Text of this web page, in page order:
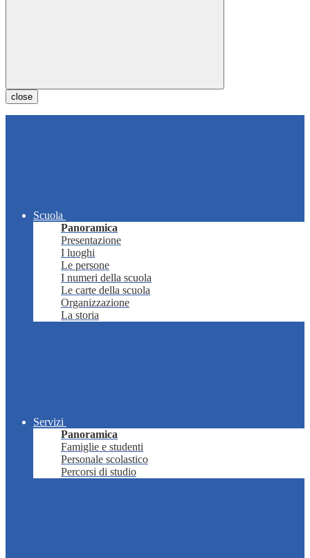
close
Scuola
Panoramica
Presentazione
I luoghi
Le persone
I numeri della scuola
Le carte della scuola
Organizzazione
La storia
Servizi
Panoramica
Famiglie e studenti
Personale scolastico
Percorsi di studio